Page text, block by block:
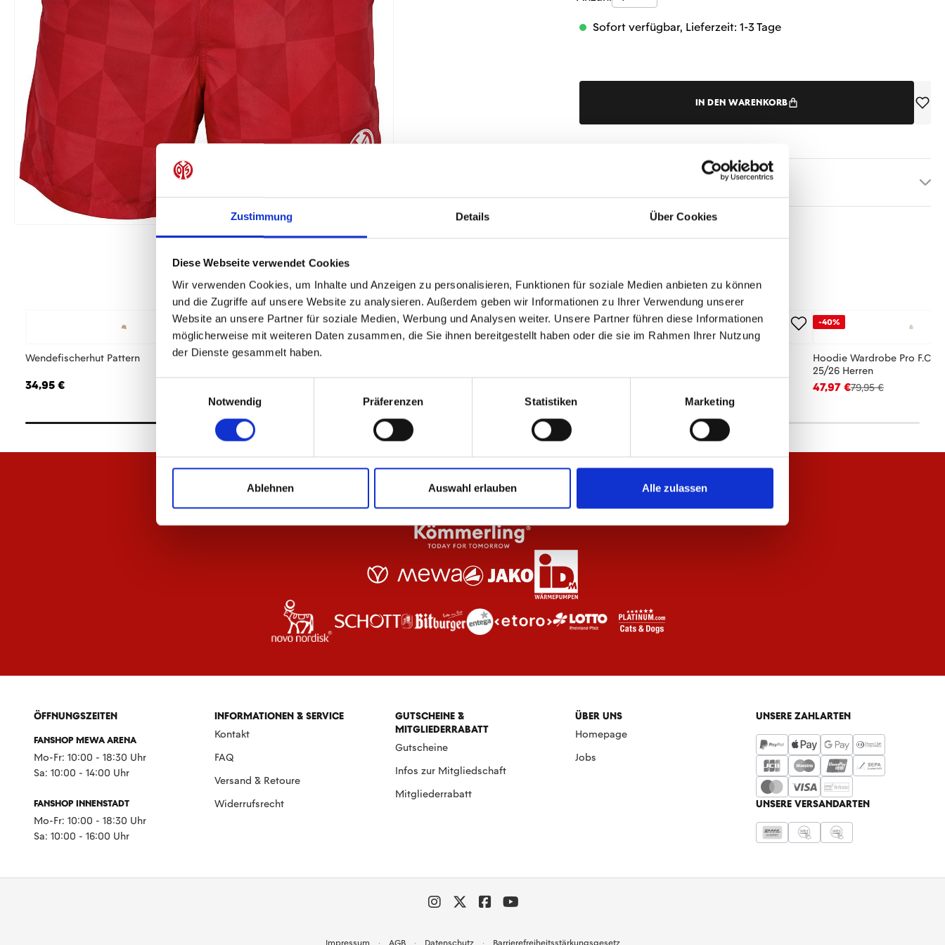
Zustimmung Details Über Cookies
Diese Webseite verwendet Cookies
Wir verwenden Cookies, um Inhalte und Anzeigen zu personalisieren, Funktionen für soziale Medien anbieten zu können
und die Zugriffe auf unsere Website zu analysieren. Außerdem geben wir Informationen zu Ihrer Verwendung unserer
Website an unsere Partner für soziale Medien, Werbung und Analysen weiter. Unsere Partner führen diese Informationen
möglicherweise mit weiteren Daten zusammen, die Sie ihnen bereitgestellt haben oder die sie im Rahmen Ihrer Nutzung
der Dienste gesammelt haben.
Notwendig
Präferenzen Statistiken Marketing
Ablehnen Auswahl erlauben Alle zulassen
Sofort verfügbar, Lieferzeit: 1-3 Tage
IN DEN WARENKORB
Wendefischerhut Pattern
34,95 €
Badetuch Logo
-40%
Hoodie Wardrobe Pro F.C.
25/26 Herren
47,97 €79,95 €
ÖFFNUNGSZEITEN
FANSHOP MEWA ARENA
Mo-Fr: 10:00 - 18:30 Uhr
Sa: 10:00 - 14:00 Uhr
FANSHOP INNENSTADT
Mo-Fr: 10:00 - 18:30 Uhr
Sa: 10:00 - 16:00 Uhr
INFORMATIONEN & SERVICE
Kontakt
FAQ
Versand & Retoure
Widerrufsrecht
GUTSCHEINE &
MITGLIEDERRABATT
Gutscheine
Infos zur Mitgliedschaft
Mitgliederrabatt
ÜBER UNS
Homepage
Jobs
UNSERE ZAHLARTEN
UNSERE VERSANDARTEN